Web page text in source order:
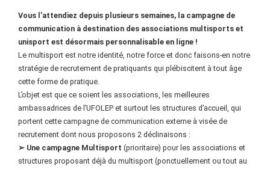
Vous l'attendiez depuis plusieurs semaines, la campagne de
communication à destination des associations multisports et
unisport est désormais personnalisable en ligne !
Le multisport est notre identité, notre force et donc faisons-en notre
stratégie de recrutement de pratiquants qui plébiscitent à tout âge
cette forme de pratique.
L’objet est que ce soient les associations, les meilleures
ambassadrices de l’UFOLEP et surtout les structures d’accueil, qui
portent cette campagne de communication externe à visée de
recrutement dont nous proposons 2 déclinaisons :
➢ Une campagne Multisport (prioritaire) pour les associations et
structures proposant déjà du multisport (ponctuellement ou tout au